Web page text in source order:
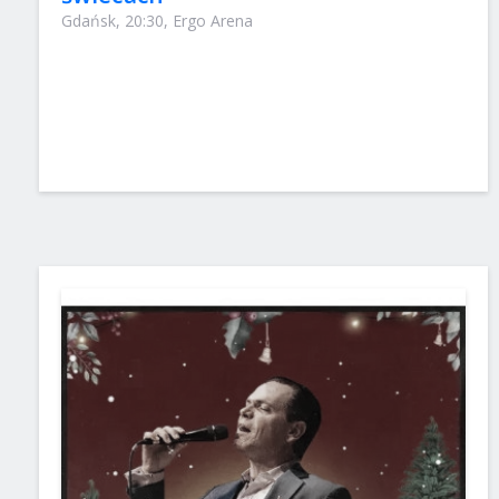
Gdańsk, 20:30, Ergo Arena